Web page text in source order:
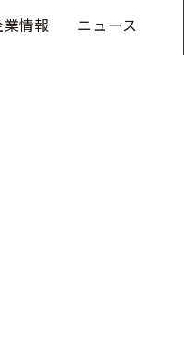
業情報 ニュース